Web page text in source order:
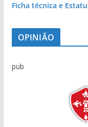
Ficha técnica e
OPINIÃO
pub